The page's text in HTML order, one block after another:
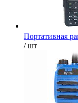
Портативная
/ шт